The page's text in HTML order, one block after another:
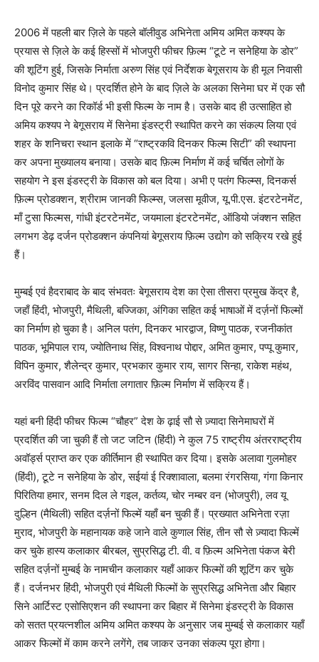
2006 में पहली बार ज़िले के पहले बॉलीवुड अभिनेता अमिय अमित कश्यप के
प्रयास से ज़िले के कई हिस्सों में भोजपुरी फीचर फ़िल्म “टूटे न सनेहिया के डोर”
की शूटिंग हुई, जिसके निर्माता अरुण सिंह एवं निर्देशक बेगूसराय के ही मूल निवासी
विनोद कुमार सिंह थे। प्रदर्शित होने के बाद ज़िले के अलका सिनेमा घर में एक सौ
दिन पूरे करने का रिकॉर्ड भी इसी फिल्म के नाम है। उसके बाद ही उत्साहित हो
अमिय कश्यप ने बेगूसराय में सिनेमा इंडस्ट्री स्थापित करने का संकल्प लिया एवं
शहर के शनिचरा स्थान इलाके में “राष्ट्रकवि दिनकर फिल्म सिटी” की स्थापना
कर अपना मुख्यालय बनाया। उसके बाद फ़िल्म निर्माण में कई चर्चित लोगों के
सहयोग ने इस इंडस्ट्री के विकास को बल दिया। अभी ए पतंग फिल्म्स, दिनकर्स
फ़िल्म प्रोडक्शन, श्रीराम जानकी फिल्म्स, जलसा मूवीज, यू.पी.एस. इंटरटेनमेंट,
माँ टुसा फिल्मस, गांधी इंटरटेनमेंट, जयमाला इंटरटेनमेंट, ऑडियो जंक्शन सहित
लगभग डेढ़ दर्जन प्रोडक्शन कंपनियां बेगूसराय फ़िल्म उद्योग को सक्रिय रखे हुई
हैं।
मुम्बई एवं हैदराबाद के बाद संभवतः बेगूसराय देश का ऐसा तीसरा प्रमुख केंद्र है,
जहाँ हिंदी, भोजपुरी, मैथिली, बज्जिका, अंगिका सहित कई भाषाओं में दर्ज़नों फिल्मों
का निर्माण हो चुका है। अनिल पतंग, दिनकर भारद्वाज, विष्णु पाठक, रजनीकांत
पाठक, भूमिपाल राय, ज्योतिनाथ सिंह, विश्वनाथ पोद्दार, अमित कुमार, पप्पू कुमार,
विपिन कुमार, शैलेन्द्र कुमार, प्रभकार कुमार राय, सागर सिन्हा, राकेश महंथ,
अरविंद पासवान आदि निर्माता लगातार फ़िल्म निर्माण में सक्रिय हैं।
यहां बनी हिंदी फीचर फिल्म “चौहर” देश के ढ़ाई सौ से ज़्यादा सिनेमाघरों में
प्रदर्शित की जा चुकी हैं तो जट जटिन (हिंदी) ने कुल 75 राष्ट्रीय अंतरराष्ट्रीय
अवॉर्ड्स प्राप्त कर एक कीर्तिमान ही स्थापित कर दिया। इसके अलावा गुलमोहर
(हिंदी), टूटे न सनेहिया के डोर, सईयां ई रिक्शावाला, बलमा रंगरसिया, गंगा किनार
पिरितिया हमार, सनम दिल ले गइल, कर्तव्य, चोर नम्बर वन (भोजपुरी), लव यू
दुल्हिन (मैथिली) सहित दर्ज़नों फिल्में यहाँ बन चुकी हैं। प्रख्यात अभिनेता रज़ा
मुराद, भोजपुरी के महानायक कहे जाने वाले कुणाल सिंह, तीन सौ से ज़्यादा फिल्में
कर चुके हास्य कलाकार बीरबल, सुप्रसिद्ध टी. वी. व फ़िल्म अभिनेता पंकज बेरी
सहित दर्ज़नों मुम्बई के नामचीन कलाकार यहाँ आकर फिल्मों की शूटिंग कर चुके
हैं। दर्जनभर हिंदी, भोजपुरी एवं मैथिली फिल्मों के सुप्रसिद्ध अभिनेता और बिहार
सिने आर्टिस्ट एसोसिएशन की स्थापना कर बिहार में सिनेमा इंडस्ट्री के विकास
को सतत प्रयत्नशील अमिय अमित कश्यप के अनुसार जब मुम्बई से कलाकार यहाँ
आकर फिल्मों में काम करने लगेंगे, तब जाकर उनका संकल्प पूरा होगा।